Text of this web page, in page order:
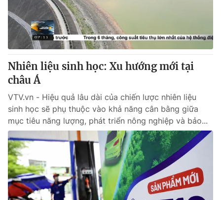
Nhiên liệu sinh học: Xu hướng mới tại
châu Á
VTV.vn - Hiệu quả lâu dài của chiến lược nhiên liệu
sinh học sẽ phụ thuộc vào khả năng cân bằng giữa
mục tiêu năng lượng, phát triển nông nghiệp và bảo...